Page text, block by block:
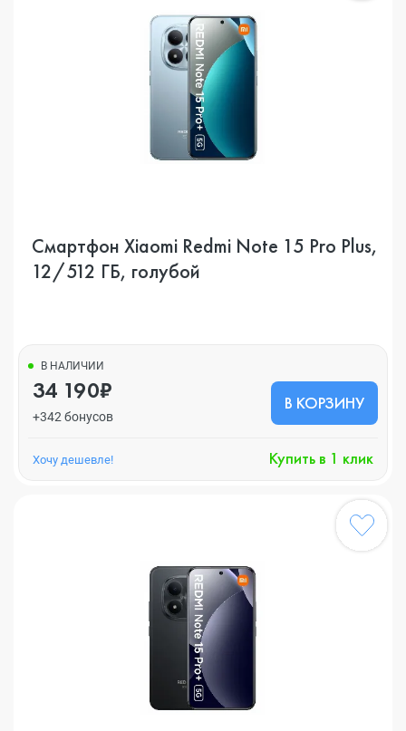
Смартфон Xiaomi Redmi Note 15 Pro Plus,
12/512 ГБ, голубой
В НАЛИЧИИ
34 190₽
+342 бонусов
В КОРЗИНУ
Хочу дешевле! Купить в 1 клик